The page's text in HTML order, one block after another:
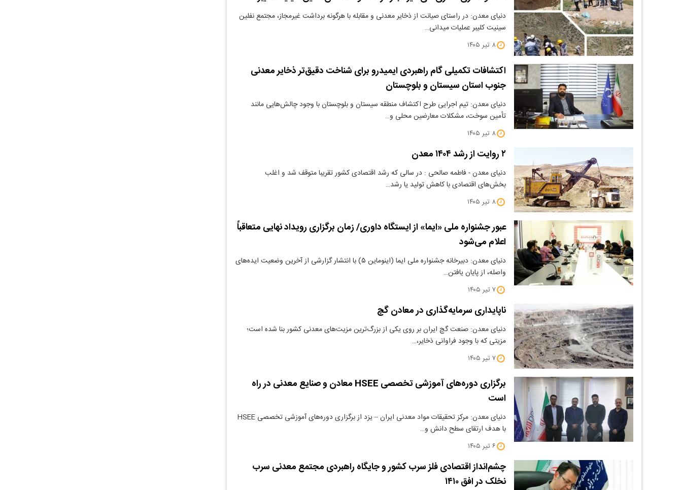
دنیای معدن: در راستای صیانت از ذخایر معدنی و مقابله با هرگونه برداشت غیرمجاز، مجتمع نفلین
سینیت کلیبر عملیات میدانی…
۸ تیر ۱۴۰۵
اکتشافات تکمیلی گام راهبردی ایمیدرو برای شناخت دقیق‌تر ذخایر معدنی
جنوب استان سیستان و بلوچستان
دنیای معدن: تیم اجرایی طرح اکتشاف منطقه سیستان و بلوچستان با وجود چالش‌هایی مانند
تأمین سوخت، مشکلات معارضین محلی و…
۸ تیر ۱۴۰۵
۲ روایت از رشد ۱۴۰۴ معدن
دنیای معدن - فاطمه صالحی : در سالی که رشد اقتصادی کشور تقریبا متوقف شد و اغلب
بخش‌های اقتصادی با کاهش تولید یا رشد…
۸ تیر ۱۴۰۵
عبور جشنواره ملی «ایما» از ایستگاه داوری/ زمان برگزاری رویداد نهایی متعاقباً
اعلام می‌شود
دنیای معدن: دبیرخانه جشنواره ملی ایما (اینوماین ۵) با انتشار گزارشی از آخرین وضعیت ایده‌های
واصله، از پایان یافتن…
۷ تیر ۱۴۰۵
ناپایداری سرمایه‌گذاری در معادن گچ
دنیای معدن: صنعت گچ ایران بر روی یکی از بزرگ‌ترین مزیت‌های معدنی کشور بنا شده است؛
مزیتی که با وجود فراوانی ذخایر،…
۷ تیر ۱۴۰۵
برگزاری دوره‌های آموزشی تخصصی HSEE معادن و صنایع معدنی در راه
است
دنیای معدن: مرکز تحقیقات مواد معدنی ایران – یزد از برگزاری دوره‌های آموزشی تخصصی HSEE
با هدف ارتقای سطح دانش و…
۶ تیر ۱۴۰۵
چشم‌انداز اقتصادی فلز سرب کشور و جایگاه راهبردی مجتمع معدنی سرب
نخلک در افق ۱۴۱۰